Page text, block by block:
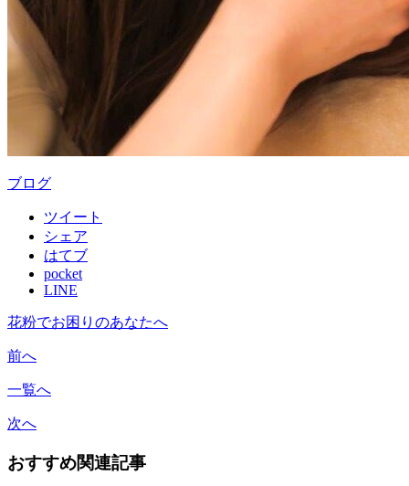
ブログ
ツイート
シェア
はてブ
pocket
LINE
花粉でお困りのあなたへ
前へ
一覧へ
次へ
おすすめ関連記事